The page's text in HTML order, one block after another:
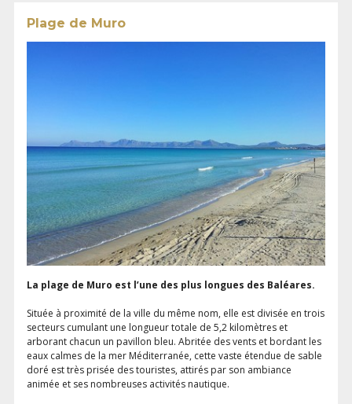
Plage de Muro
La plage de Muro est l’une des plus longues des Baléares.
Située à proximité de la ville du même nom, elle est divisée en trois
secteurs cumulant une longueur totale de 5,2 kilomètres et
arborant chacun un pavillon bleu. Abritée des vents et bordant les
eaux calmes de la mer Méditerranée, cette vaste étendue de sable
doré est très prisée des touristes, attirés par son ambiance
animée et ses nombreuses activités nautique.